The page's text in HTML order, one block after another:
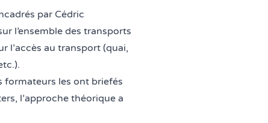
par Cédric
l’ensemble des transports
l’accès au transport (quai,
formateurs les ont briefés
l’approche théorique a